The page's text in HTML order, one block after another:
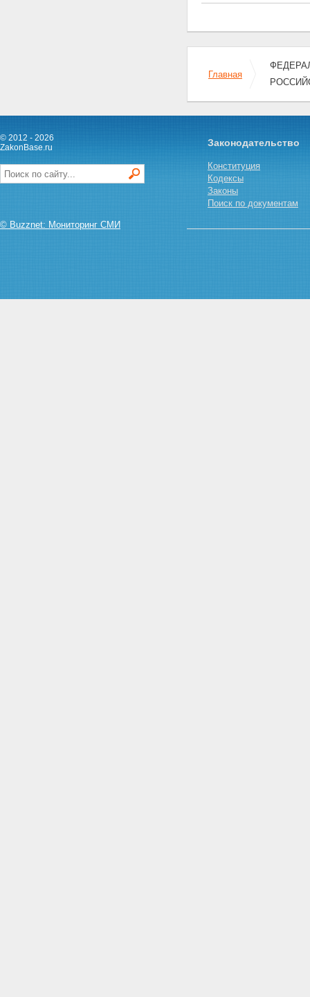
Главная
© 2012 - 2026
ZakonBase.ru
© Buzznet: Мониторинг СМИ
Законодательство
Конституция
Кодексы
Законы
Поиск по документам